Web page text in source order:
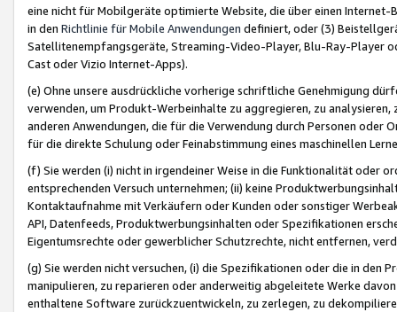
eine nicht für Mobilgeräte optimierte Website, die über einen
in den Richtlinie für Mobile Anwendungen definiert, oder (3)
Satellitenempfangsgeräte, Streaming-Video-Player, Blu-Ray-Player
Cast oder Vizio Internet-Apps).
(e) Ohne unsere ausdrückliche vorherige schriftliche Genehmigung
verwenden, um Produkt-Werbeinhalte zu aggregieren, zu
anderen Anwendungen, die für die Verwendung durch Personen
für die direkte Schulung oder Feinabstimmung eines maschinellen
(f) Sie werden (i) nicht in irgendeiner Weise in die Funktionalität oder
entsprechenden Versuch unternehmen; (ii) keine
Kontaktaufnahme mit Verkäufern oder Kunden oder sonstiger
API, Datenfeeds, Produktwerbungsinhalten oder Spezifikationen
Eigentumsrechte oder gewerblicher Schutzrechte, nicht entfernen,
(g) Sie werden nicht versuchen, (i) die Spezifikationen oder die in
manipulieren, zu reparieren oder anderweitig abgeleitete Werke
enthaltene Software zurückzuentwickeln, zu zerlegen, zu